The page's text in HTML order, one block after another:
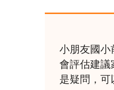
小朋友國
會評估建
是疑問，可